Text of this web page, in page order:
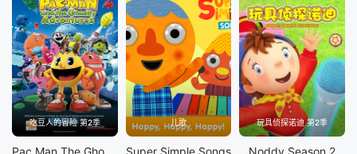
吃豆人的冒险 第2季 儿歌
Super Simple Songs
玩具侦探诺迪 第2季
Noddy Season 2